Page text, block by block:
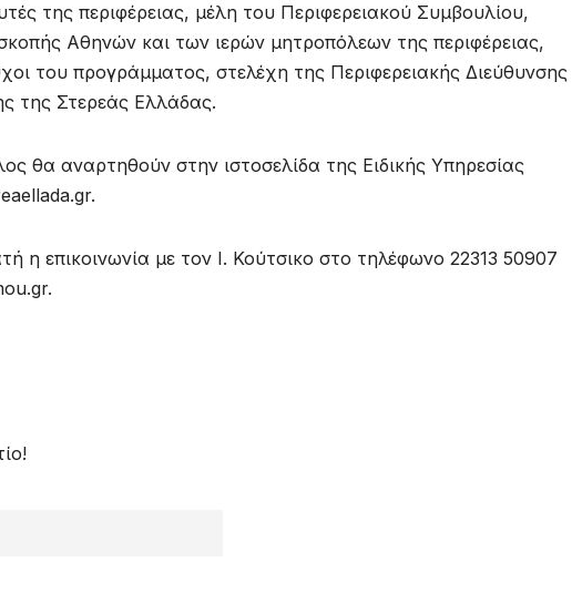
της περιφέρειας, μέλη του Περιφερειακού Συμβουλίου,
Αθηνών και των ιερών μητροπόλεων της περιφέρειας,
του προγράμματος, στελέχη της Περιφερειακής Διεύθυνσης
της Στερεάς Ελλάδας.
θα αναρτηθούν στην ιστοσελίδα της Ειδικής Υπηρεσίας
η επικοινωνία με τον Ι. Κούτσικο στο τηλέφωνο 22313 50907